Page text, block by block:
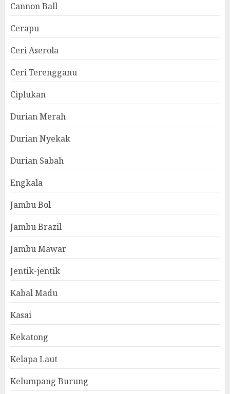
Cannon Ball
Cerapu
Ceri Aserola
Ceri Terengganu
Ciplukan
Durian Merah
Durian Nyekak
Durian Sabah
Engkala
Jambu Bol
Jambu Brazil
Jambu Mawar
Jentik-jentik
Kabal Madu
Kasai
Kekatong
Kelapa Laut
Kelumpang Burung